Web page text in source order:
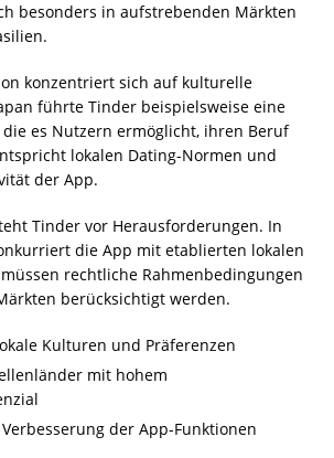
besonders in aufstrebenden Märkten
konzentriert sich auf kulturelle
führte Tinder beispielsweise eine
es Nutzern ermöglicht, ihren Beruf
lokalen Dating-Normen und
der App.
Tinder vor Herausforderungen. In
die App mit etablierten lokalen
rechtliche Rahmenbedingungen
berücksichtigt werden.
Kulturen und Präferenzen
mit hohem
der App-Funktionen